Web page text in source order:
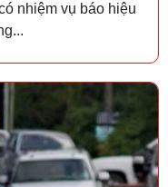
nhiệm vụ báo hiệu